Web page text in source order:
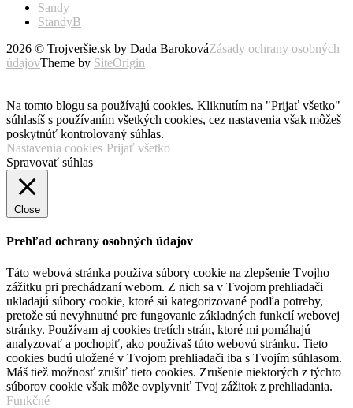
Sandy
StandyB
2026 © Trojveršie.sk by Dada BarokováZásady ochrany osobných
údajovTheme by SiteOrigin
Na tomto blogu sa používajú cookies. Kliknutím na "Prijať všetko"
súhlasíš s používaním všetkých cookies, cez nastavenia však môžeš
poskytnúť kontrolovaný súhlas.
Nastavenia cookies Prijať všetko
Spravovať súhlas
Close
Prehľad ochrany osobných údajov
Táto webová stránka používa súbory cookie na zlepšenie Tvojho
zážitku pri prechádzaní webom. Z nich sa v Tvojom prehliadači
ukladajú súbory cookie, ktoré sú kategorizované podľa potreby,
pretože sú nevyhnutné pre fungovanie základných funkcií webovej
stránky. Používam aj cookies tretích strán, ktoré mi pomáhajú
analyzovať a pochopiť, ako používaš túto webovú stránku. Tieto
cookies budú uložené v Tvojom prehliadači iba s Tvojím súhlasom.
Máš tiež možnosť zrušiť tieto cookies. Zrušenie niektorých z týchto
súborov cookie však môže ovplyvniť Tvoj zážitok z prehliadania.
Funkčné